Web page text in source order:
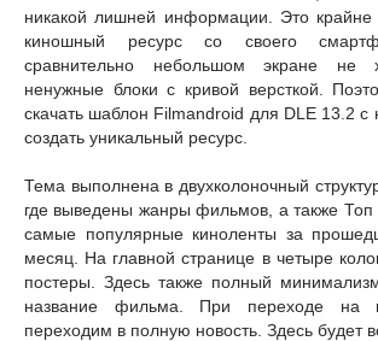
никакой лишней информации. Это крайне
киношный ресурс со своего
сравнительно небольшом экране не
ненужные блоки с кривой версткой.
скачать шаблон Filmandroid для DLE 13.2 с
создать уникальный ресурс.
Тема выполнена в двухколоночный
где выведены жанры фильмов, а также Топ
самые популярные киноленты за
месяц. На главной странице в четыре
постеры. Здесь также полный
название фильма. При переходе на
переходим в полную новость. Здесь будет